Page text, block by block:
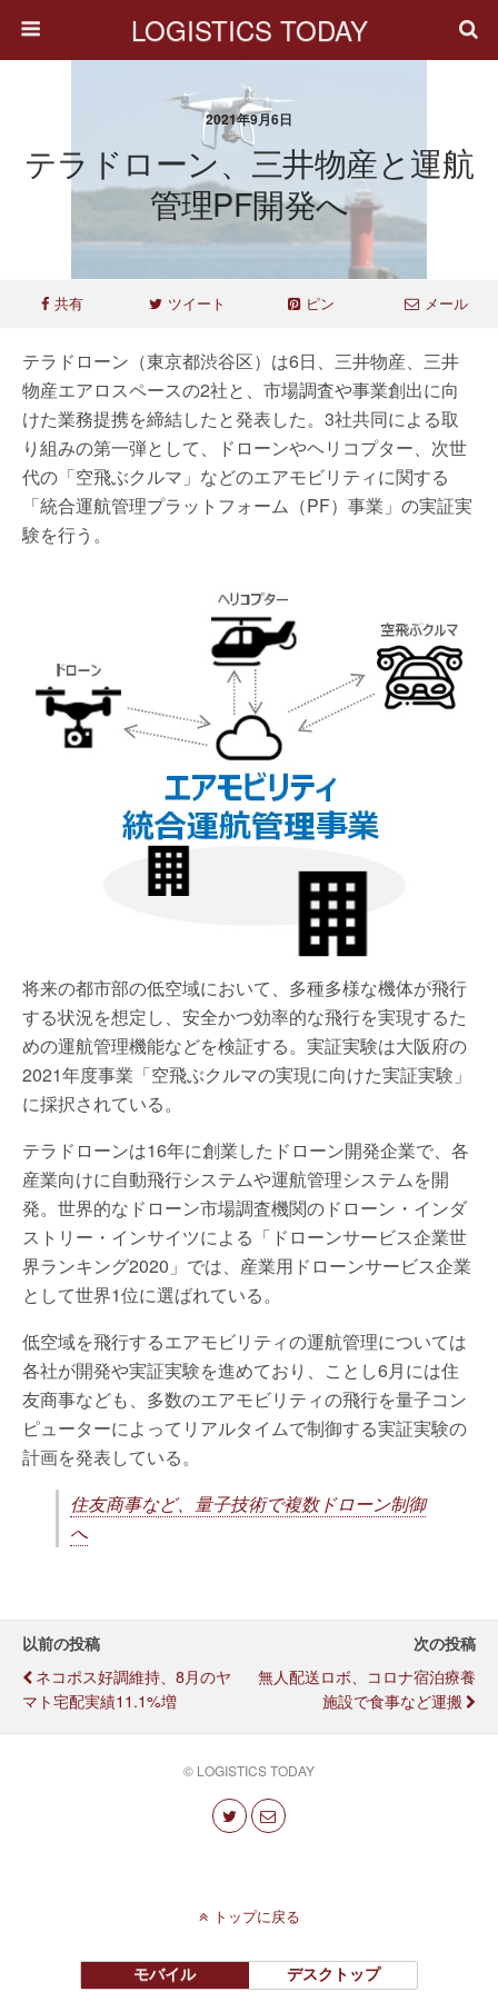
LOGISTICS TODAY
2021年9月6日
テラドローン、三井物産と運航
管理PF開発へ
共有 ツイート ピン メール
テラドローン（東京都渋谷区）は6日、三井物産、三井
物産エアロスペースの2社と、市場調査や事業創出に向
けた業務提携を締結したと発表した。3社共同による取
り組みの第一弾として、ドローンやヘリコプター、次世
代の「空飛ぶクルマ」などのエアモビリティに関する
「統合運航管理プラットフォーム（PF）事業」の実証実
験を行う。
将来の都市部の低空域において、多種多様な機体が飛行
する状況を想定し、安全かつ効率的な飛行を実現するた
めの運航管理機能などを検証する。実証実験は大阪府の
2021年度事業「空飛ぶクルマの実現に向けた実証実験」
に採択されている。
テラドローンは16年に創業したドローン開発企業で、各
産業向けに自動飛行システムや運航管理システムを開
発。世界的なドローン市場調査機関のドローン・インダ
ストリー・インサイツによる「ドローンサービス企業世
界ランキング2020」では、産業用ドローンサービス企業
として世界1位に選ばれている。
低空域を飛行するエアモビリティの運航管理については
各社が開発や実証実験を進めており、ことし6月には住
友商事なども、多数のエアモビリティの飛行を量子コン
ピューターによってリアルタイムで制御する実証実験の
計画を発表している。
住友商事など、量子技術で複数ドローン制御
へ
以前の投稿
ネコポス好調維持、8月のヤ
マト宅配実績11.1%増
次の投稿
無人配送ロボ、コロナ宿泊療養
施設で食事など運搬
© LOGISTICS TODAY
トップに戻る
モバイル デスクトップ